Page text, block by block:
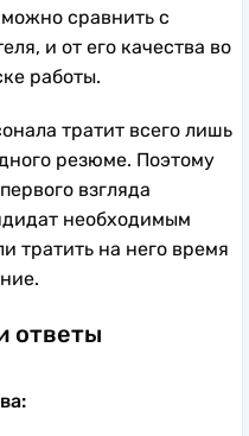
сравнить с
и от его качества во
работы.
тратит всего лишь
резюме. Поэтому
взгляда
необходимым
тратить на него время
ответы